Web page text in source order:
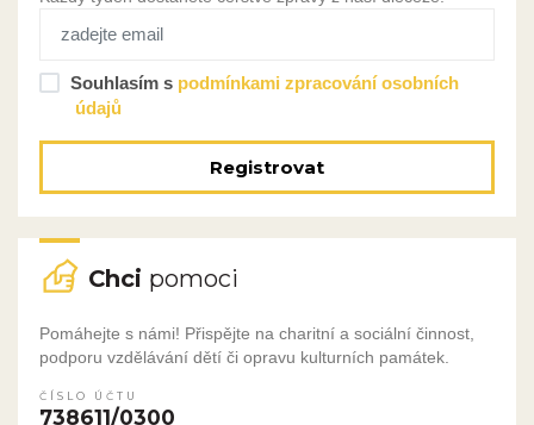
Souhlasím s podmínkami zpracování osobních
údajů
Registrovat
Chci pomoci
Pomáhejte s námi! Přispějte na charitní a sociální činnost,
podporu vzdělávání dětí či opravu kulturních památek.
ČÍSLO ÚČTU
738611/0300